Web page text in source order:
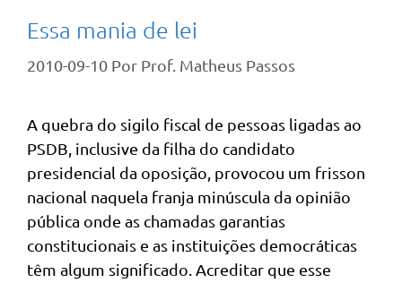
Essa mania de lei
2010-09-10 Por Prof. Matheus Passos
A quebra do sigilo fiscal de pessoas ligadas ao
PSDB, inclusive da filha do candidato
presidencial da oposição, provocou um frisson
nacional naquela franja minúscula da opinião
pública onde as chamadas garantias
constitucionais e as instituições democráticas
têm algum significado. Acreditar que esse